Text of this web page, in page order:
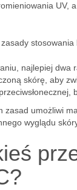
UV,
najlepiej dwa
skórę, aby
zasad umożliwi
wyglądu